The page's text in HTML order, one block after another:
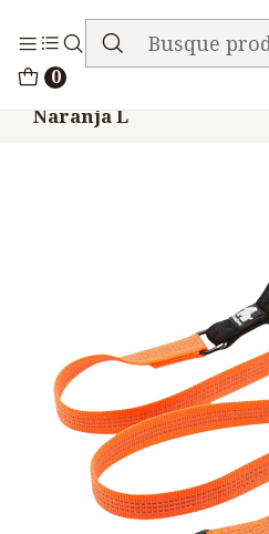
0
ENVIO GRATIS EN
Naranja L